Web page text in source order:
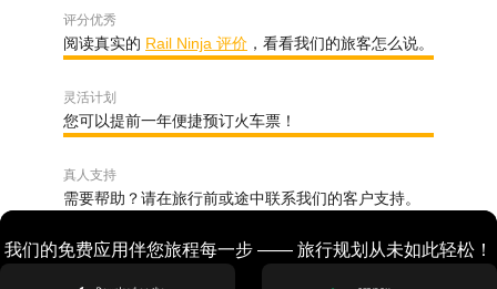
评分优秀
阅读真实的 Rail Ninja 评价 ，看看我们的旅客怎么说。
灵活计划
您可以提前一年便捷预订火车票！
真人支持
需要帮助？请在旅行前或途中联系我们的客户支持。
我们的免费应用伴您旅程每一步 —— 旅行规划从未如此轻松！